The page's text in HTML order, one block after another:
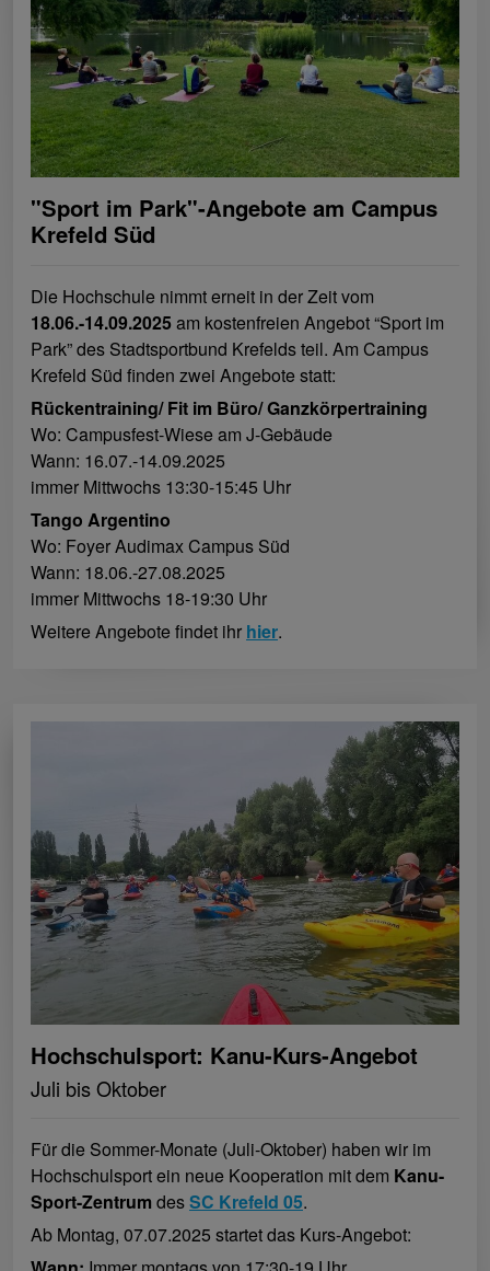
"Sport im Park"-Angebote am Campus
Krefeld Süd
Die Hochschule nimmt erneit in der Zeit vom
18.06.-14.09.2025am kostenfreien Angebot “Sport im
Park” des Stadtsportbund Krefelds teil. Am Campus
Krefeld Süd finden zwei Angebote statt:
Rückentraining/ Fit im Büro/ Ganzkörpertraining
Wo: Campusfest-Wiese am J-Gebäude
Wann: 16.07.-14.09.2025
immer Mittwochs 13:30-15:45 Uhr
Tango Argentino
Wo: Foyer Audimax Campus Süd
Wann: 18.06.-27.08.2025
immer Mittwochs 18-19:30 Uhr
Weitere Angebote findet ihr hier.
Hochschulsport: Kanu-Kurs-Angebot
Juli bis Oktober
Für die Sommer-Monate (Juli-Oktober) haben wir im
Hochschulsport ein neue Kooperation mit dem Kanu-
Sport-Zentrum desSC Krefeld 05.
Ab Montag, 07.07.2025 startet das Kurs-Angebot: